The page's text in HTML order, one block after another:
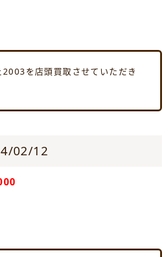
を店頭買取させていただき
02/12